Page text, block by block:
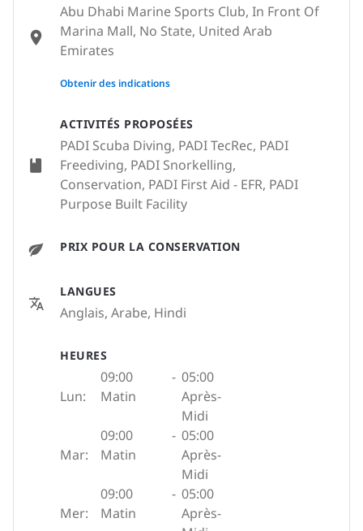
ACTIVITÉS PROPOSÉES
PADI Scuba Diving, PADI TecRec, PADI
Freediving, PADI Snorkelling,
Conservation, PADI First Aid - EFR, PADI
Purpose Built Facility
PRIX POUR LA CONSERVATION
LANGUES
Anglais, Arabe, Hindi
HEURES
Lun:
09:00
Matin
- 05:00
Après-
Midi
Mar:
09:00
Matin
- 05:00
Après-
Midi
Mer:
09:00
Matin
- 05:00
Après-
Abu Dhabi Marine Sports Club, In Front Of
Marina Mall, No State, United Arab
Emirates
None
Obtenir des indications